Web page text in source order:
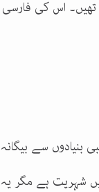
اس کی فارسی
بنیادوں سے
شہریت ہے مگر